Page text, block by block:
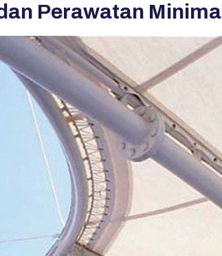
Perawatan Minimal